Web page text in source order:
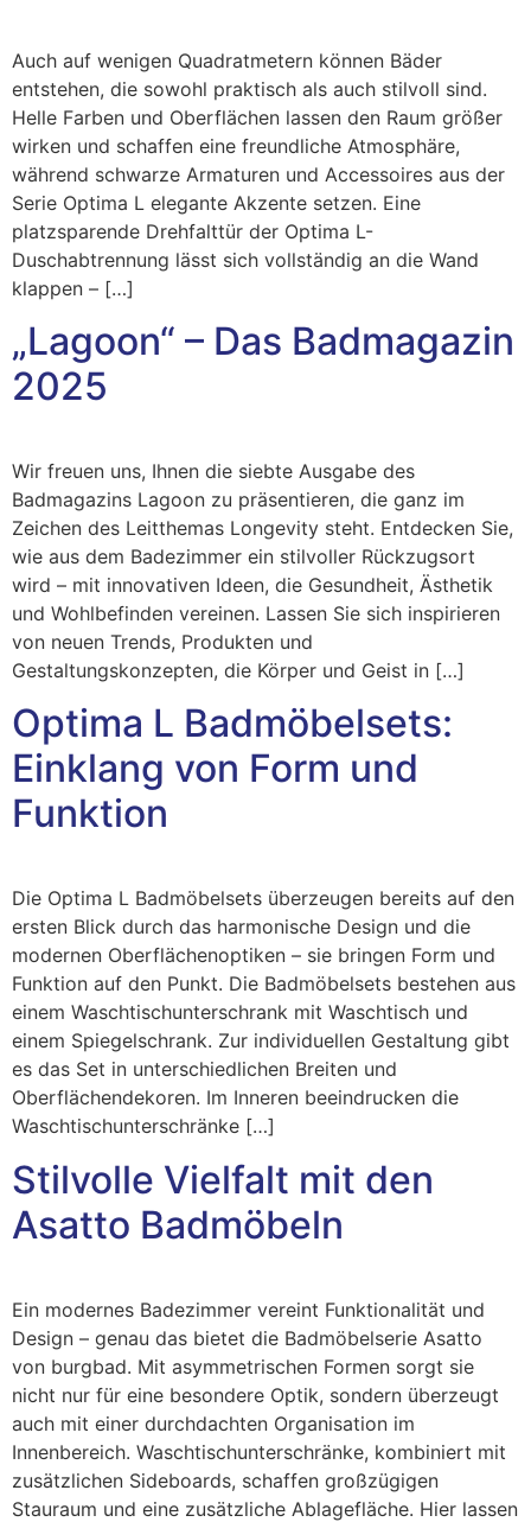
Auch auf wenigen Quadratmetern können Bäder
entstehen, die sowohl praktisch als auch stilvoll sind.
Helle Farben und Oberflächen lassen den Raum größer
wirken und schaffen eine freundliche Atmosphäre,
während schwarze Armaturen und Accessoires aus der
Serie Optima L elegante Akzente setzen. Eine
platzsparende Drehfalttür der Optima L-
Duschabtrennung lässt sich vollständig an die Wand
klappen – […]
„Lagoon“ – Das Badmagazin
2025
Wir freuen uns, Ihnen die siebte Ausgabe des
Badmagazins Lagoon zu präsentieren, die ganz im
Zeichen des Leitthemas Longevity steht. Entdecken Sie,
wie aus dem Badezimmer ein stilvoller Rückzugsort
wird – mit innovativen Ideen, die Gesundheit, Ästhetik
und Wohlbefinden vereinen. Lassen Sie sich inspirieren
von neuen Trends, Produkten und
Gestaltungskonzepten, die Körper und Geist in […]
Optima L Badmöbelsets:
Einklang von Form und
Funktion
Die Optima L Badmöbelsets überzeugen bereits auf den
ersten Blick durch das harmonische Design und die
modernen Oberflächenoptiken – sie bringen Form und
Funktion auf den Punkt. Die Badmöbelsets bestehen aus
einem Waschtischunterschrank mit Waschtisch und
einem Spiegelschrank. Zur individuellen Gestaltung gibt
es das Set in unterschiedlichen Breiten und
Oberflächendekoren. Im Inneren beeindrucken die
Waschtischunterschränke […]
Stilvolle Vielfalt mit den
Asatto Badmöbeln
Ein modernes Badezimmer vereint Funktionalität und
Design – genau das bietet die Badmöbelserie Asatto
von burgbad. Mit asymmetrischen Formen sorgt sie
nicht nur für eine besondere Optik, sondern überzeugt
auch mit einer durchdachten Organisation im
Innenbereich. Waschtischunterschränke, kombiniert mit
zusätzlichen Sideboards, schaffen großzügigen
Stauraum und eine zusätzliche Ablagefläche. Hier lassen